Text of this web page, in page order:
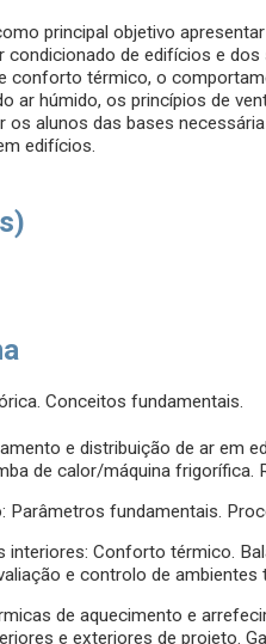
principal objetivo
condicionado de edifícios e
conforto térmico, o
ar húmido, os princípios de
os alunos das bases
edifícios.
Conceitos fundamentais.
e distribuição de ar em
de calor/máquina frigorífica.
Parâmetros fundamentais.
interiores: Conforto térmico.
e controlo de
de aquecimento e
e exteriores de projeto.